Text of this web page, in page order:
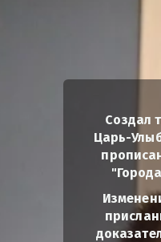
Создал
Царь-